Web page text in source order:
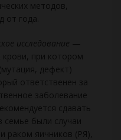
методов,
от года.
исследование —
при котором
дефект)
ответственен за
заболевание
сдавать
семье были случаи
раком яичников (РЯ),